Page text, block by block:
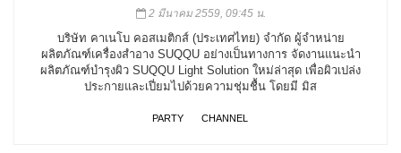
2 มีนาคม 2559, 09:45 น.
บริษัท คาเนโบ คอสเมติกส์ (ประเทศไทย) จำกัด ผู้จำหน่าย
ผลิตภัณฑ์เครื่องสำอาง SUQQU อย่างเป็นทางการ จัดงานแนะนำ
ผลิตภัณฑ์บำรุงผิว SUQQU Light Solution ใหม่ล่าสุด เพื่อผิวเปล่ง
ประกายและเปี่ยมไปด้วยความชุ่มชื้น โดยมี มิส
PARTY CHANNEL